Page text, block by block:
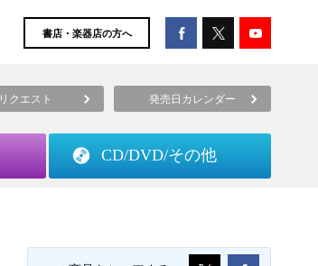
書店・楽器店の方へ
リクエスト 発売日カレンダー
CD/DVD/その他